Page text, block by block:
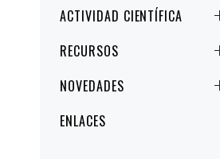
ACTIVIDAD CIENTÍFICA
RECURSOS
NOVEDADES
ENLACES